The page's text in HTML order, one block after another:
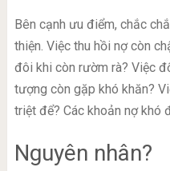
Bên cạnh ưu điểm, chắc
thiện. Việc thu hồi nợ còn
đôi khi còn rườm rà? Việc
tượng còn gặp khó khăn?
triệt để? Các khoản nợ khó
Nguyên nhân?